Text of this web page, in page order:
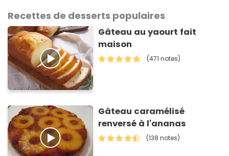
Recettes de desserts populaires
Gâteau au yaourt fait
maison
(471 notes)
Gâteau caramélisé
renversé à l'ananas
(138 notes)